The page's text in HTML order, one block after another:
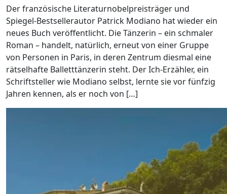
Der französische Literaturnobelpreisträger und
Spiegel-Bestsellerautor Patrick Modiano hat wieder ein
neues Buch veröffentlicht. Die Tänzerin – ein schmaler
Roman – handelt, natürlich, erneut von einer Gruppe
von Personen in Paris, in deren Zentrum diesmal eine
rätselhafte Balletttänzerin steht. Der Ich-Erzähler, ein
Schriftsteller wie Modiano selbst, lernte sie vor fünfzig
Jahren kennen, als er noch von […]